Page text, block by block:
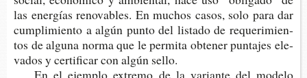
las ener­gías reno­va­bles. En muchos casos, solo para dar
cum­pli­mien­to a algún punto del lis­ta­do de reque­ri­mien­
tos de algu­na norma que le per­mi­ta obte­ner pun­ta­jes ele­
va­dos y cer­ti­fi­car con algún sello.
En el ejem­plo extre­mo de la varian­te del modelo